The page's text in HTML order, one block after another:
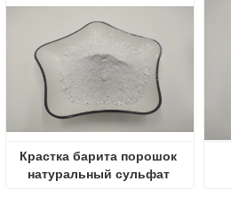
Крастка барита порошок
натуральный сульфат